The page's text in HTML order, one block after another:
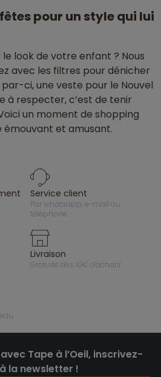
pour un style qui lui
look de votre enfant ? Nous
avec les filtres pour dénicher
ci, une veste pour le Nouvel
à respecter, c’est de tenir
un moment de shopping
émouvant et amusant.
service client
par whatsapp, e-mail ou
téléphone
livraison
gratuite dès 10€ d'achats
Tape à l’Oeil, inscrivez-
la newsletter !